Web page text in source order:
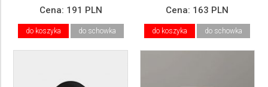
LIGHTING
Cena: 191 PLN
do koszyka do schowka
Cena: 163 PLN
do koszyka do schowka